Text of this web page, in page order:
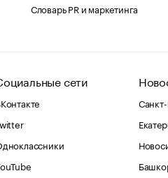
Словарь PR и маркетинга
сети